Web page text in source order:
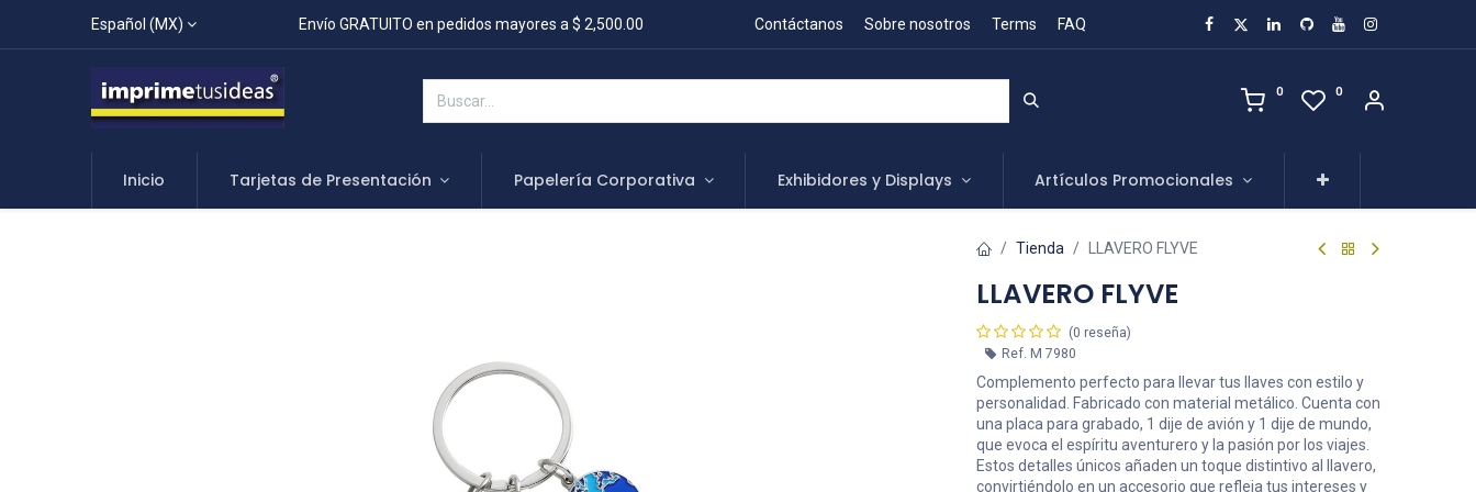
Español (MX) Envío GRATUITO en pedidos mayores a $ 2,500.00 Contáctanos Sobre nosotros Terms FAQ
0 0
Inicio Tarjetas de Presentación Papelería Corporativa Exhibidores y Displays Artículos Promocionales
Tienda LLAVERO FLYVE
LLAVERO FLYVE
(0 reseña)
Ref. M 7980
Complemento perfecto para llevar tus llaves con estilo y
personalidad. Fabricado con material metálico. Cuenta con
una placa para grabado, 1 dije de avión y 1 dije de mundo,
que evoca el espíritu aventurero y la pasión por los viajes.
Estos detalles únicos añaden un toque distintivo al llavero,
convirtiéndolo en un accesorio que refleja tus intereses y